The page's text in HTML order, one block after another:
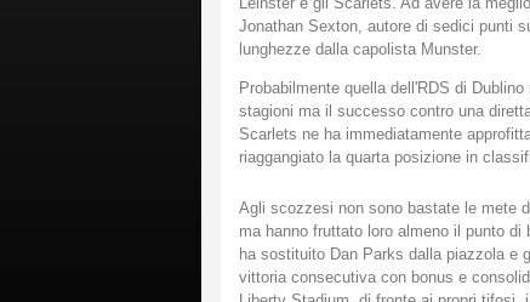
Jonathan Sexton, autore di sedici punti
lunghezze dalla capolista Munster.
Probabilmente quella dell'RDS di
stagioni ma il successo contro una
Scarlets ne ha immediatamente
riaggangiato la quarta posizione in
Agli scozzesi non sono bastate le mete
ma hanno fruttato loro almeno il punto
ha sostituito Dan Parks dalla piazzola e
vittoria consecutiva con bonus e